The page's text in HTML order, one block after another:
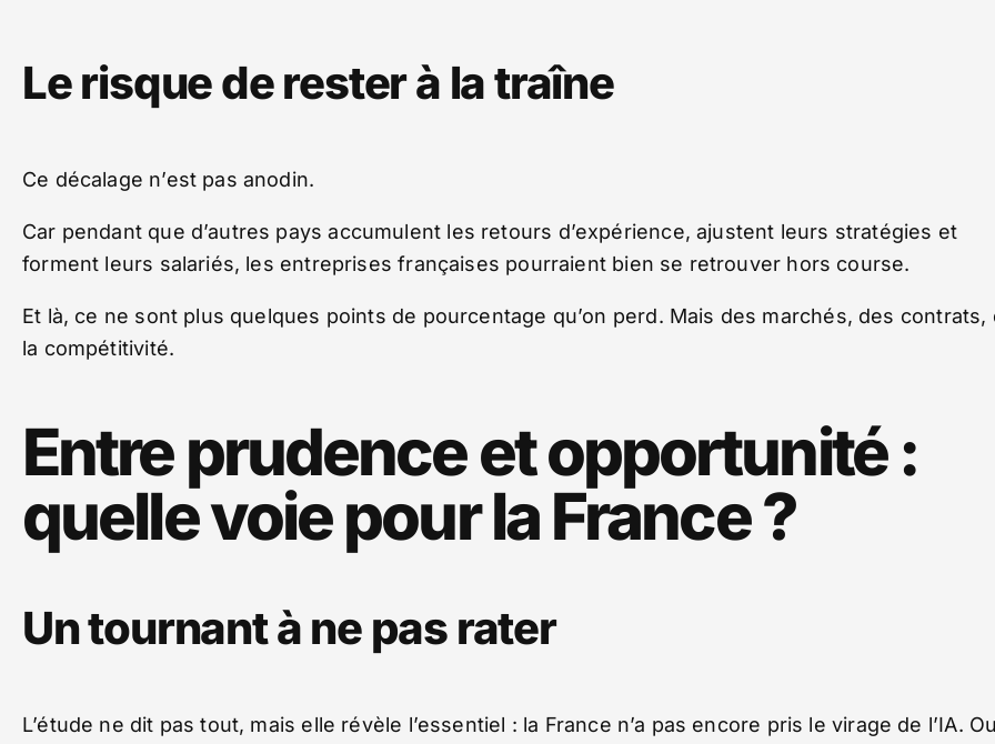
Le risque de rester à la traîne
Ce décalage n’est pas anodin.
Car pendant que d’autres pays accumulent les retours d’expérience, ajustent leurs stratégies et
forment leurs salariés, les entreprises françaises pourraient bien se retrouver hors course.
Et là, ce ne sont plus quelques points de pourcentage qu’on perd. Mais des marchés, des contrats,
la compétitivité.
Entre prudence et opportunité :
quelle voie pour la France ?
Un tournant à ne pas rater
L’étude ne dit pas tout, mais elle révèle l’essentiel : la France n’a pas encore pris le virage de l’IA.